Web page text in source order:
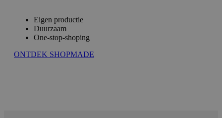
Eigen productie
Duurzaam
One-stop-shoping
ONTDEK SHOPMADE